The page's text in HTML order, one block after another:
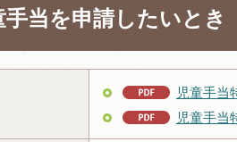
手当を申請したいとき
児童手当
児童手当